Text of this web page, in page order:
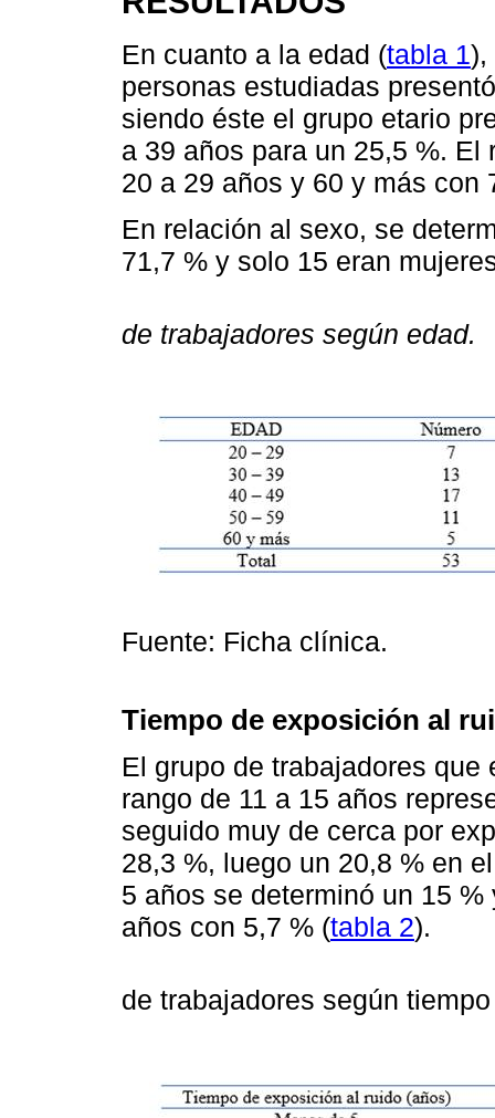
En cuanto a la edad (tabla 1),
personas estudiadas
siendo éste el grupo etario
a 39 años para un 25,5 %.
20 a 29 años y 60 y más con
En relación al sexo, se
71,7 % y solo 15 eran
de trabajadores según edad.
Fuente: Ficha clínica.
Tiempo de exposición al
El grupo de trabajadores
rango de 11 a 15 años
seguido muy de cerca por
28,3 %, luego un 20,8 % en
5 años se determinó un 15
años con 5,7 % (tabla 2).
de trabajadores según